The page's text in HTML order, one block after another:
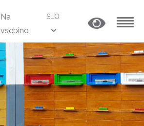
Na
vsebino
SLO